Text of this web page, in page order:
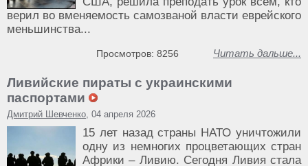
верил во вменяемость самозваной власти еврейского
меньшинства...
Читать дальше...
Просмотров: 8256
Ливийские пираты с украинскими
паспортами
Дмитрий Шевченко, 04 апреля 2026
15 лет назад страны НАТО уничтожили
одну из немногих процветающих стран
Африки – Ливию. Сегодня Ливия стала